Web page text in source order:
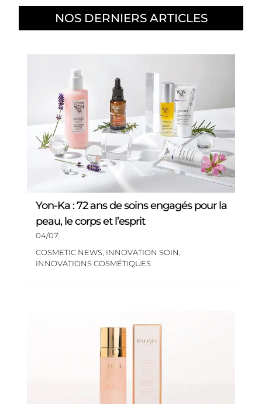
NOS DERNIERS ARTICLES
Yon-Ka : 72 ans de soins engagés pour la
peau, le corps et l’esprit
04/07
COSMETIC NEWS, INNOVATION SOIN
INNOVATIONS COSMÉTIQUES